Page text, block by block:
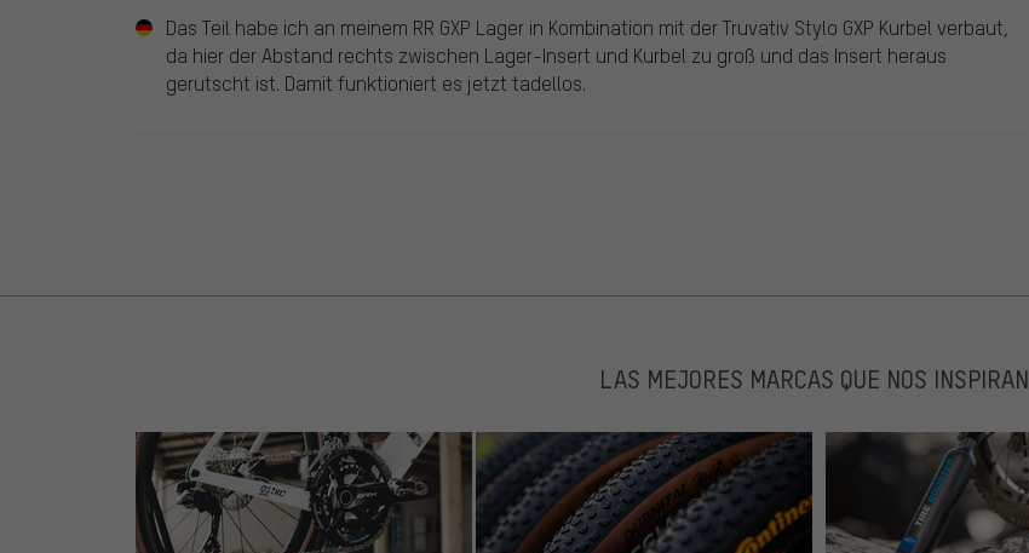
Das Teil habe ich an meinem RR GXP Lager in Kombination mit der Truvativ Stylo GXP Kurbel verbaut,
da hier der Abstand rechts zwischen Lager-Insert und Kurbel zu groß und das Insert heraus
gerutscht ist. Damit funktioniert es jetzt tadellos.
LAS MEJORES MARCAS QUE NOS INSPIRAN